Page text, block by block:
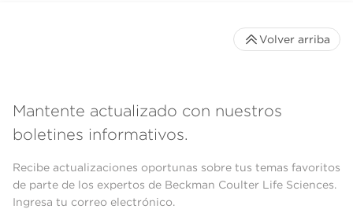
Mantente actualizado con nuestros
boletines informativos.
Recibe actualizaciones oportunas sobre tus temas favoritos
de parte de los expertos de Beckman Coulter Life Sciences.
Ingresa tu correo electrónico.
Volver arriba